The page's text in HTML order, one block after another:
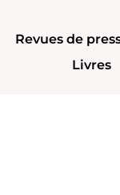
Revues de
Livres